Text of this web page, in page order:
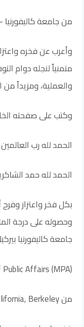
من جامعة كاليفورنيا
وأعرب عن فخره
متمنياً لنجله دوام
والعملية، ومزيداً
وكتب على صفحته
الحمد لله رب العالمين
الحمد لله حمد
بكل فخر واعتزاز وفرح
وحصوله على درجة
جامعة كاليفورنيا
Affairs (MPA)
من University of California, Berkeley